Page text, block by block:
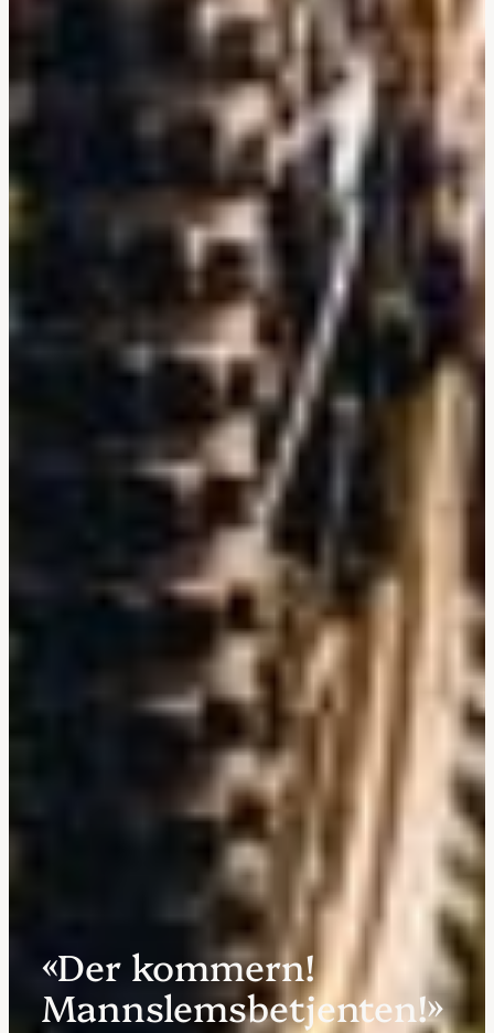
«Der kommern!
Mannslemsbetjenten!»